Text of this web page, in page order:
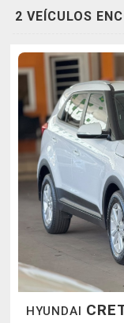
2 VEÍCULOS
HYUNDAI